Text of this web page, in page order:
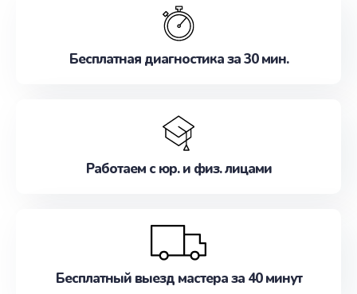
наилучшим образом. Не медлите записаться на
Бесплатная диагностика за 30 мин.
Работаем с юр. и физ. лицами
Бесплатный выезд мастера за 40 минут